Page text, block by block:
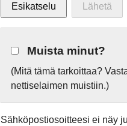
Muista minut?
(Mitä tämä tarkoittaa?
nettiselaimen muistiin.)
Sähköpostiosoitteesi ei näy